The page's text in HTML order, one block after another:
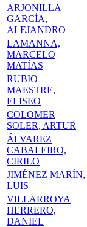
ARJONILLA
GARCÍA,
ALEJANDRO
LAMANNA,
MARCELO
MATÍAS
RUBIO
MAESTRE,
ELISEO
COLOMER
SOLER, ARTUR
ÁLVAREZ
CABALEIRO,
CIRILO
JIMÉNEZ MARÍN,
LUIS
VILLARROYA
HERRERO,
DANIEL